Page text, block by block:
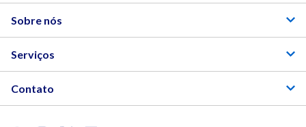
Sobre nós
Serviços
Contato